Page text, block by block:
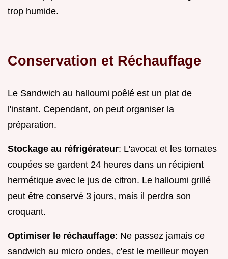
trop humide.
Conservation et Réchauffage
Le Sandwich au halloumi poêlé est un plat de
l'instant. Cependant, on peut organiser la
préparation.
Stockage au réfrigérateur: L'avocat et les tomates
coupées se gardent 24 heures dans un récipient
hermétique avec le jus de citron. Le halloumi grillé
peut être conservé 3 jours, mais il perdra son
croquant.
Optimiser le réchauffage: Ne passez jamais ce
sandwich au micro ondes, c'est le meilleur moyen